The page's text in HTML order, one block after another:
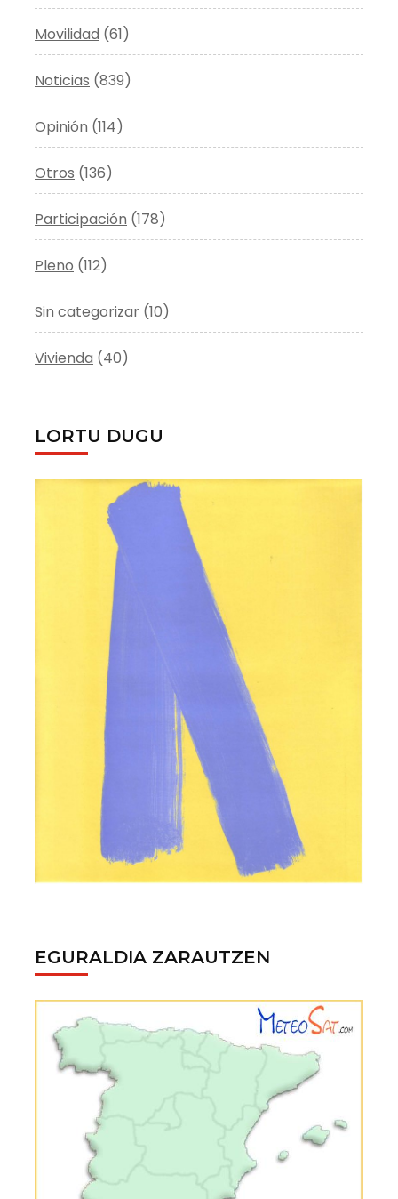
Movilidad (61)
Noticias (839)
Opinión (114)
Otros (136)
Participación (178)
Pleno (112)
Sin categorizar (10)
Vivienda (40)
LORTU DUGU
EGURALDIA ZARAUTZEN